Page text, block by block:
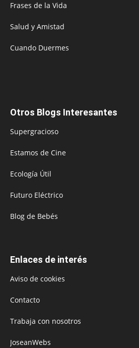
Frases de la Vida
Salud y Amistad
Cuando Duermes
Otros Blogs Interesantes
Supergracioso
Estamos de Cine
Ecología Útil
Futuro Eléctrico
Blog de Bebés
Enlaces de interés
Aviso de cookies
Contacto
Trabaja con nosotros
JoseanWebs